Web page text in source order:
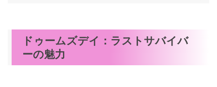
ドゥームズデイ：ラストサバイバ
ーの魅力